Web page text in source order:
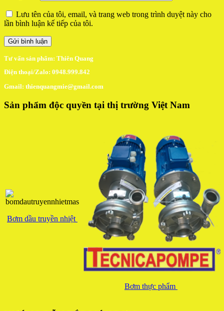
Lưu tên của tôi, email, và trang web trong trình duyệt này cho
lần bình luận kế tiếp của tôi.
Tư vấn sản phẩm: Thiên Quang
Điện thoại/Zalo: 0948.999.842
Gmail: thienquangmie@gmail.com
Sản phẩm độc quyền tại thị trường Việt Nam
Bơm dầu truyền nhiệt
Bơm thực phẩm